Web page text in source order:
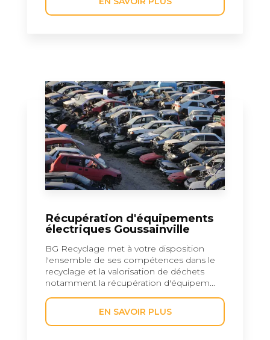
Récupération d'équipements
électriques Goussainville
BG Recyclage met à votre disposition
l'ensemble de ses compétences dans le
recyclage et la valorisation de déchets
notamment la récupération d'équipem...
EN SAVOIR PLUS